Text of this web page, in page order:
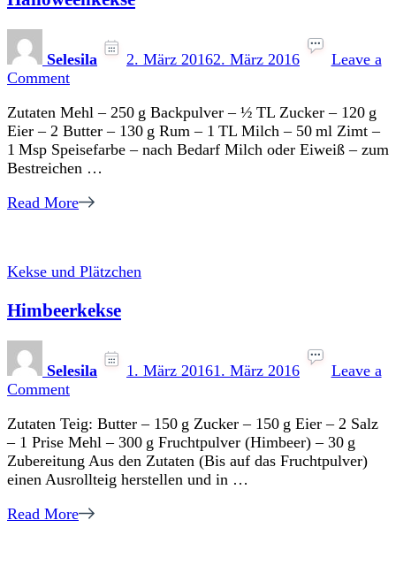
Selesila 2. März 20162. März 2016
Leave a
Commenton
Zutaten Mehl – 250 g Backpulver – ½ TL Zucker – 120 g
Eier – 2 Butter – 130 g Rum – 1 TL Milch – 50 ml Zimt –
1 Msp Speisefarbe – nach Bedarf Milch oder Eiweiß – zum
Bestreichen …
Read More
Kekse und Plätzchen
Himbeerkekse
Selesila 1. März 20161. März 2016
Leave a
Commenton
Zutaten Teig: Butter – 150 g Zucker – 150 g Eier – 2 Salz
– 1 Prise Mehl – 300 g Fruchtpulver (Himbeer) – 30 g
Zubereitung Aus den Zutaten (Bis auf das Fruchtpulver)
einen Ausrollteig herstellen und in …
Read More